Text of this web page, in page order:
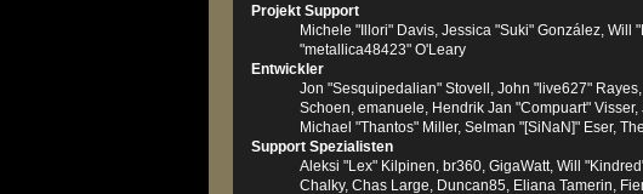
Projekt Support
Michele "Illori" Davis, Jessica "Suki" González, Will
"metallica48423" O'Leary
Entwickler
Jon "Sesquipedalian" Stovell, John "live627"
Schoen, emanuele, Hendrik Jan "Compuart"
Michael "Thantos" Miller, Selman "[SiNaN]" Eser,
Support Spezialisten
Aleksi "Lex" Kilpinen, br360, GigaWatt, Will
Chalky, Chas Large, Duncan85, Eliana Tamerin,